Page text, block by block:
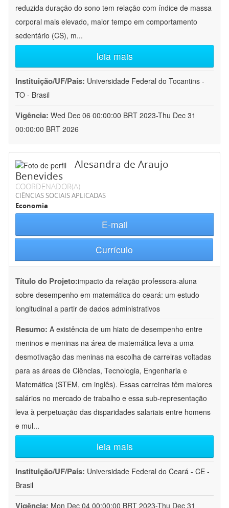
reduzida duração do sono tem relação com índice de massa
corporal mais elevado, maior tempo em comportamento
sedentário (CS), m...
leia mais
Instituição/UF/País: Universidade Federal do Tocantins -
TO - Brasil
Vigência: Wed Dec 06 00:00:00 BRT 2023-Thu Dec 31
00:00:00 BRT 2026
Alesandra de Araujo
Benevides
COORDENADOR(A)
CIÊNCIAS SOCIAIS APLICADAS
Economia
E-mail
Currículo
Título do Projeto:impacto da relação professora-aluna
sobre desempenho em matemática do ceará: um estudo
longitudinal a partir de dados administrativos
Resumo: A existência de um hiato de desempenho entre
meninos e meninas na área de matemática leva a uma
desmotivação das meninas na escolha de carreiras voltadas
para as áreas de Ciências, Tecnologia, Engenharia e
Matemática (STEM, em inglês). Essas carreiras têm maiores
salários no mercado de trabalho e essa sub-representação
leva à perpetuação das disparidades salariais entre homens
e mul...
leia mais
Instituição/UF/País: Universidade Federal do Ceará - CE -
Brasil
Vigência: Mon Dec 04 00:00:00 BRT 2023-Thu Dec 31